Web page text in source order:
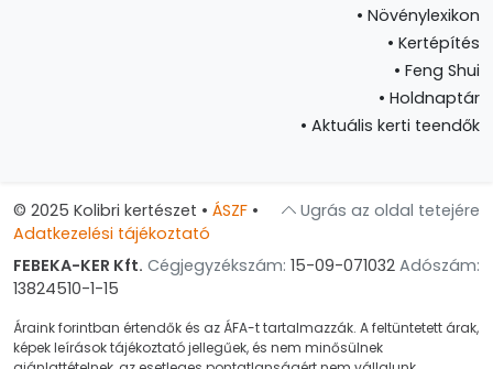
• Növénylexikon
• Kertépítés
• Feng Shui
• Holdnaptár
• Aktuális kerti teendők
Ugrás az oldal tetejére
© 2025 Kolibri kertészet • ÁSZF •
Adatkezelési tájékoztató
FEBEKA-KER Kft. Cégjegyzékszám: 15-09-071032 Adószám:
13824510-1-15
Áraink forintban értendők és az ÁFA-t tartalmazzák. A feltüntetett árak,
képek leírások tájékoztató jellegűek, és nem minősülnek